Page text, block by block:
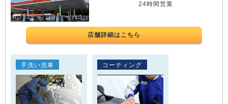
24時間営業
店舗詳細はこちら
手洗い洗車 コーティング